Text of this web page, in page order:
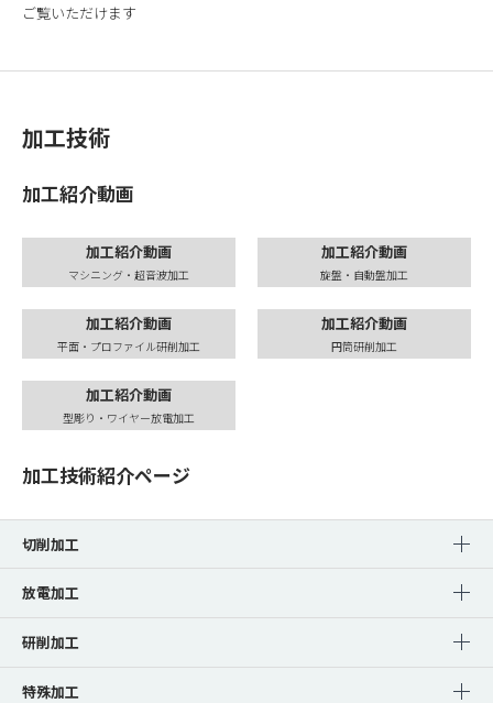
ご覧いただけます
加工技術
加工紹介動画
加工紹介動画
マシニング・超音波加工
加工紹介動画
旋盤・自動盤加工
加工紹介動画
平面・プロファイル研削加工
加工紹介動画
円筒研削加工
加工紹介動画
型彫り・ワイヤー放電加工
加工技術紹介ページ
切削加工
放電加工
研削加工
特殊加工